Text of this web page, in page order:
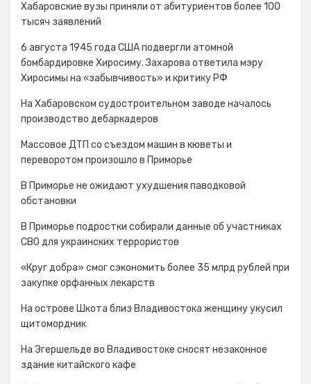
Хабаровские вузы приняли от абитуриентов более 100
тысяч заявлений
6 августа 1945 года США подвергли атомной
бомбардировке Хиросиму. Захарова ответила мэру
Хиросимы на «забывчивость» и критику РФ
На Хабаровском судостроительном заводе началось
производство дебаркадеров
Массовое ДТП со съездом машин в кюветы и
переворотом произошло в Приморье
В Приморье не ожидают ухудшения паводковой
обстановки
В Приморье подростки собирали данные об участниках
СВО для украинских террористов
«Круг добра» смог сэкономить более 35 млрд рублей при
закупке орфанных лекарств
На острове Шкота близ Владивостока женщину укусил
щитомордник
На Эгершельде во Владивостоке сносят незаконное
здание китайского кафе